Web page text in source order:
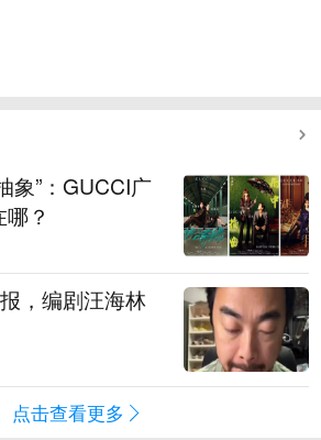
象”：GUCCI广
？
，编剧汪海林
点击查看更多